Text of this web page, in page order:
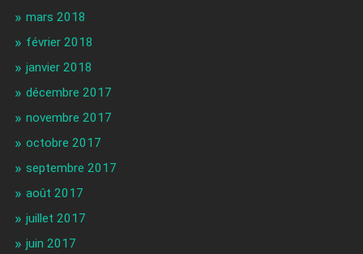
mars 2018
février 2018
janvier 2018
décembre 2017
novembre 2017
octobre 2017
septembre 2017
août 2017
juillet 2017
juin 2017